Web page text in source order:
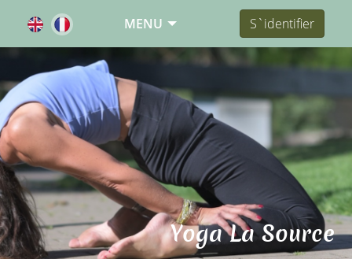
MENU S`identifier
Yoga La Source